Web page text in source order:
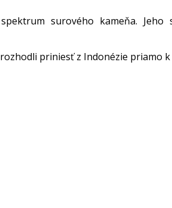
surového kameňa.
priniesť z Indonézie priamo k